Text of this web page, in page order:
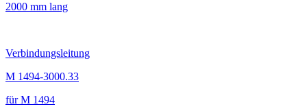
2000 mm lang
Verbindungsleitung
M 1494-3000.33
für M 1494